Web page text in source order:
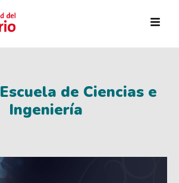
Escuela de Ciencias e
Ingeniería